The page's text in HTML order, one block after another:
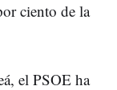
ciento de la
el PSOE ha